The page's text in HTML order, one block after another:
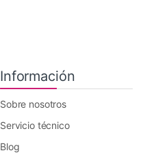
Información
Sobre nosotros
Servicio técnico
Blog